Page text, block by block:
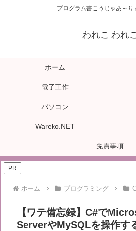
プログラム書こうじゃあ～り
われこ われこ
ホーム
電子工作
パソコン
Wareko.NET
免責事項
PR
ホーム プログラミング
【ワテ備忘録】C#で
ServerやMySQLを操作す